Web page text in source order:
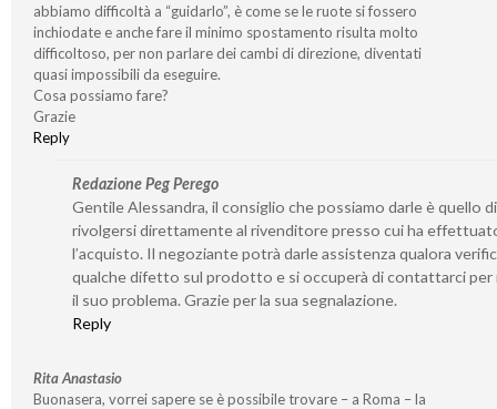
abbiamo difficoltà a “guidarlo”, è come se le ruote si fossero
inchiodate e anche fare il minimo spostamento risulta molto
difficoltoso, per non parlare dei cambi di direzione, diventati
quasi impossibili da eseguire.
Cosa possiamo fare?
Grazie
Reply
Redazione Peg Perego
Gentile Alessandra, il consiglio che possiamo darle è quello di
rivolgersi direttamente al rivenditore presso cui ha
l’acquisto. Il negoziante potrà darle assistenza qualora
qualche difetto sul prodotto e si occuperà di contattarci per
il suo problema. Grazie per la sua segnalazione.
Reply
Rita Anastasio
Buonasera, vorrei sapere se è possibile trovare – a Roma – la